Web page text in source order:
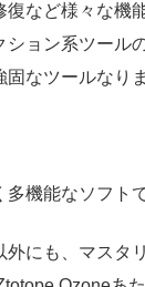
復など様々な機
ション系ツール
なツールなり
機能なソフトで
外にも、マスタ